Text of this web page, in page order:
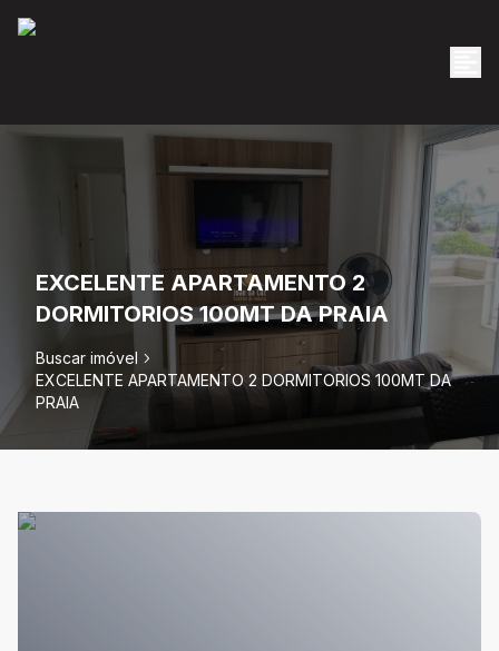
EXCELENTE APARTAMENTO 2
DORMITORIOS 100MT DA PRAIA
Buscar imóvel
EXCELENTE APARTAMENTO 2 DORMITORIOS 100MT DA
PRAIA